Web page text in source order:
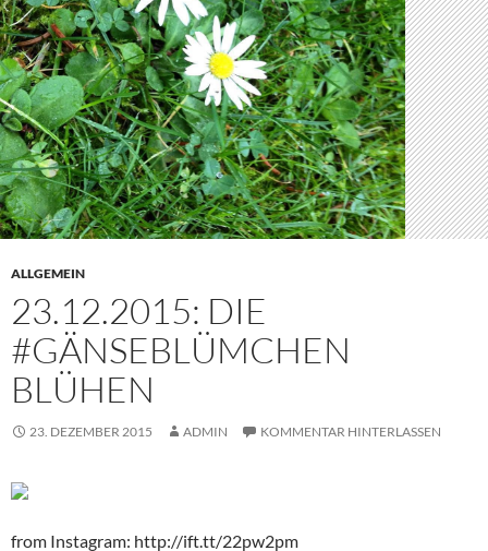
ALLGEMEIN
23.12.2015: DIE
#GÄNSEBLÜMCHEN
BLÜHEN
23. DEZEMBER 2015 ADMIN KOMMENTAR HINTERLASSEN
from Instagram: http://ift.tt/22pw2pm